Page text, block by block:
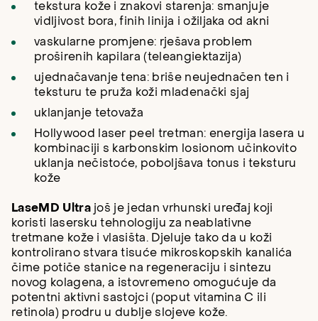
tekstura kože i znakovi starenja: smanjuje
vidljivost bora, finih linija iožiljaka od akni
vaskularne promjene: rješava problem
proširenih kapilara (teleangiektazija)
ujednačavanje tena: briše neujednačen ten i
teksturu te pruža koži mladenački sjaj
uklanjanje tetovaža
Hollywood laser peel tretman: energija lasera u
kombinaciji s karbonskim losionom učinkovito
uklanja nečistoće, poboljšava tonus i teksturu
kože
LaseMD Ultrajoš je jedan vrhunski uređaj koji
koristi lasersku tehnologiju za neablativne
tretmane kože i vlasišta. Djeluje tako da u koži
kontrolirano stvara tisuće mikroskopskih kanalića
čime potiče stanice na regeneraciju i sintezu
novog kolagena, a istovremeno omogućuje da
potentni aktivni sastojci (poput vitamina C ili
retinola) prodru u dublje slojeve kože.